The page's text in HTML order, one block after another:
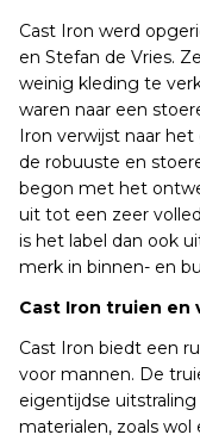
Cast Iron werd
en Stefan de Vries.
weinig kleding te
waren naar een
Iron verwijst naar
de robuuste en
begon met het
uit tot een zeer
is het label dan ook
merk in binnen- en
Cast Iron truien en
Cast Iron biedt een
voor mannen. De
eigentijdse
materialen, zoals